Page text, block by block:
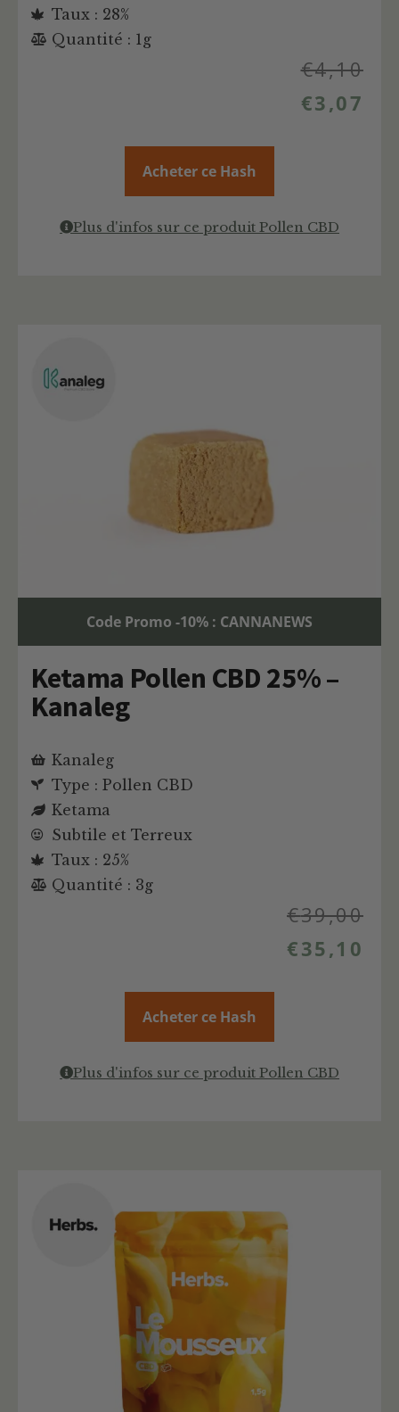
Taux : 28%
Quantité : 1g
€4,10
€3,07
Acheter ce Hash
Plus d'infos sur ce produit Pollen CBD
Code Promo -10% : CANNANEWS
Ketama Pollen CBD 25% –
Kanaleg
Kanaleg
Type : Pollen CBD
Ketama
Subtile et Terreux
Taux : 25%
Quantité : 3g
€39,00
€35,10
Acheter ce Hash
Plus d'infos sur ce produit Pollen CBD